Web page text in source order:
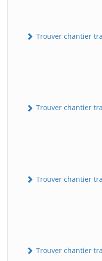
Trouver chantier
Trouver chantier
Trouver chantier
Trouver chantier